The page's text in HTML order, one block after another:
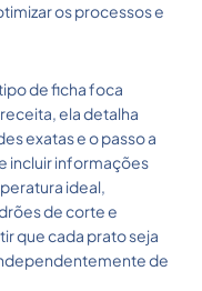
os processos e
de ficha foca
ela detalha
exatas e o passo a
incluir informações
ideal,
de corte e
que cada prato seja
de